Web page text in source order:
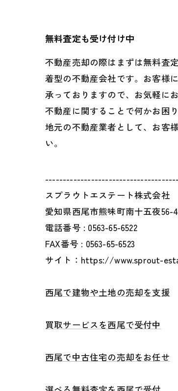
無料査定も受け付け中
不動産売却の際はまずは無料査
着型の不動産会社です。お客様
承っておりますので、お気軽に
不動産に関することで何かお困
地元の不動産業者として、お客
い。
スプラウトエステート株式会社
愛知県西尾市熊味町南十五夜56-4
電話番号 : 0563-65-6522
FAX番号 : 0563-65-6523
サイト：https://www.sprout-
西尾で建物や土地の売却を支援
買取サービスを西尾で受付中
西尾で中古住宅の売却をお任せ